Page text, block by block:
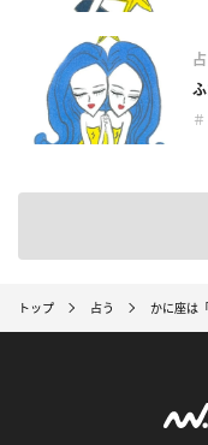
トップ 占う かに座は